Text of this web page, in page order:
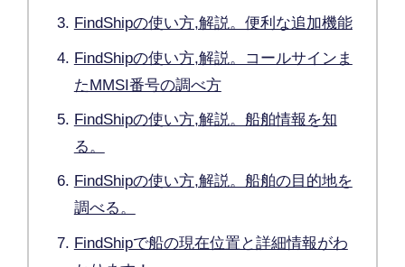
FindShipの使い方,解説。便利な追加機能
FindShipの使い方,解説。コールサインま
たMMSI番号の調べ方
FindShipの使い方,解説。船舶情報を知
る。
FindShipの使い方,解説。船舶の目的地を
調べる。
FindShipで船の現在位置と詳細情報がわ